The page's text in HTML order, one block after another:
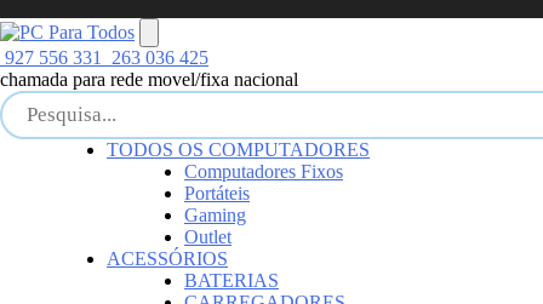
927 556 331
263 036 425
chamada para rede movel/fixa nacional
TODOS OS COMPUTADORES
Computadores Fixos
Portáteis
Gaming
Outlet
ACESSÓRIOS
BATERIAS